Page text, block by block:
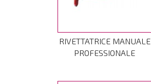
RIVETTATRICE MANUALE
PROFESSIONALE